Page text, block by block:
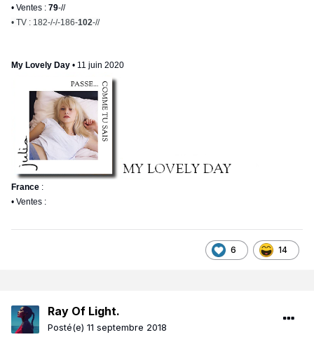
• Ventes : 79-//
• TV : 182-/-/-186-102-//
My Lovely Day • 11 juin 2020
France :
• Ventes :
6 14
Ray Of Light.
Posté(e) 11 septembre 2018